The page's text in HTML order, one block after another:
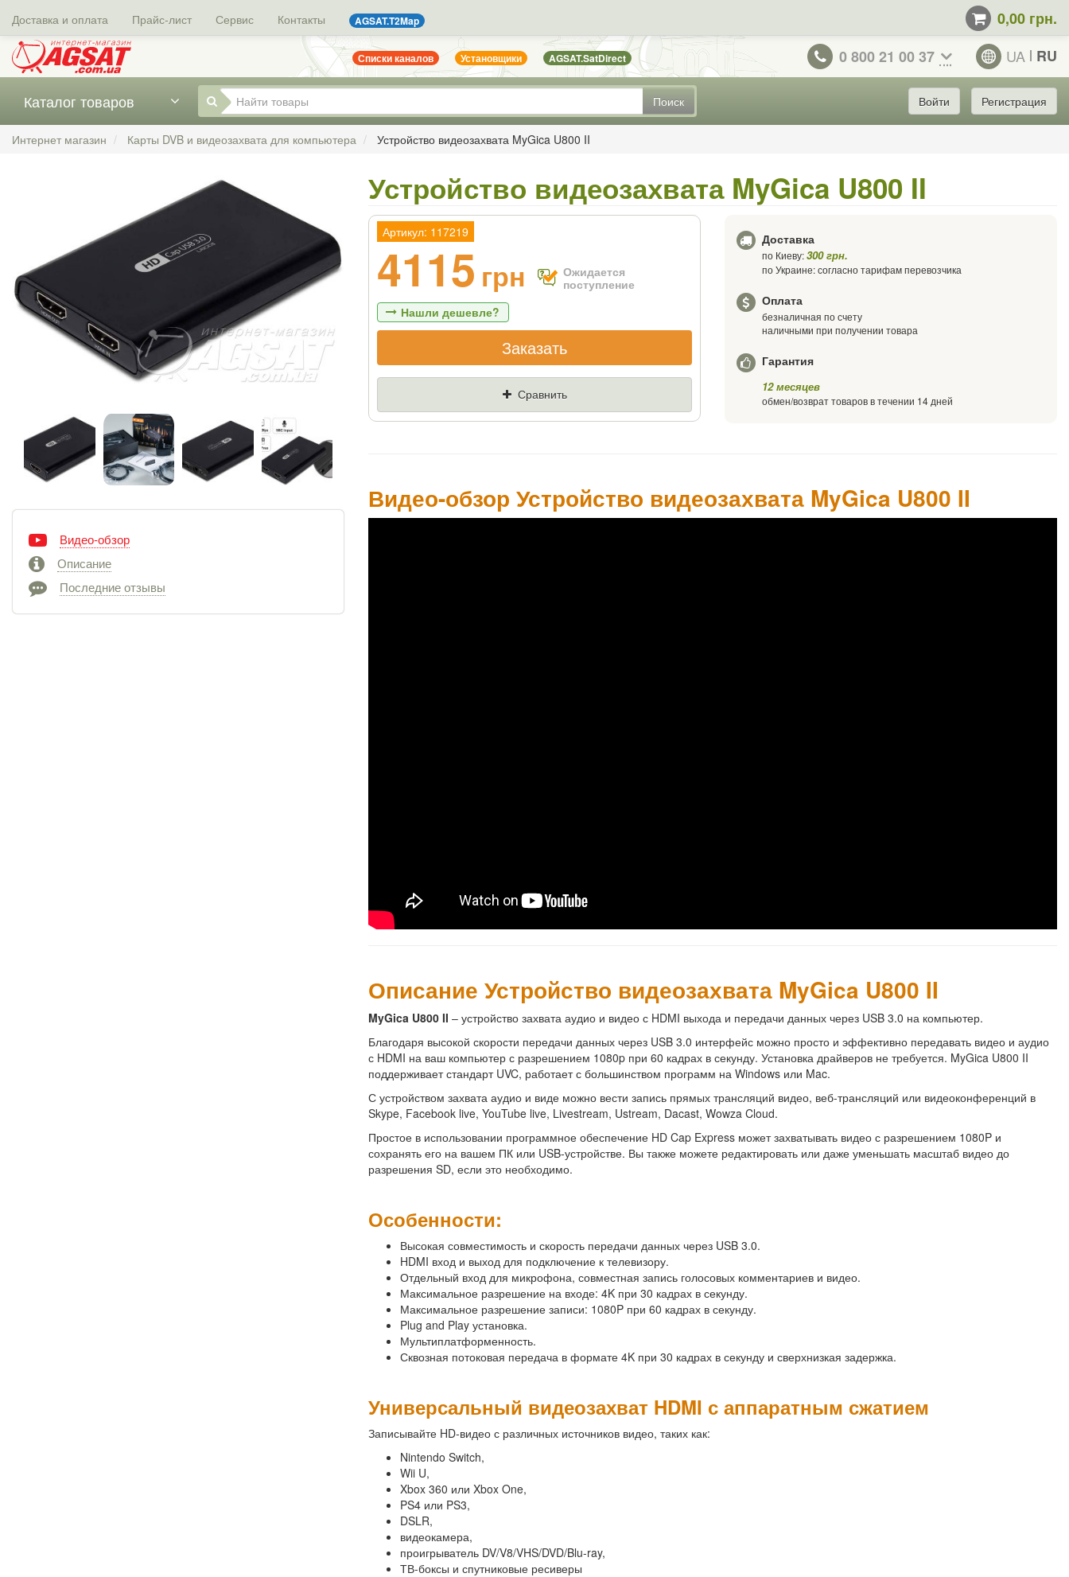
Доставка и оплата Прайс-лист Сервис Контакты AGSAT.T2Map 0,00 грн.
Списки каналов Установщики AGSAT.SatDirect 0 800 21 00 37 UA RU
Поиск
Каталог товаров Войти Регистрация
Интернет магазин Карты DVB и видеозахвата для компьютера Устройство видеозахвата MyGica U800 II
Видео-обзор
Описание
Последние отзывы
Устройство видеозахвата MyGica U800 II
Артикул: 117219
4115 грн
Ожидается
поступление
Нашли дешевле?
Если Вы найдете товар дешевле - мы снизим
цену и подарим % от разницы
Цена Где нашли (Url ссылка)
Заказать
Сравнить
Доставка
по Киеву:300 грн.
по Украине: согласно тарифам перевозчика
Оплата
безналичная по счету
наличными при получении товара
Гарантия
12 месяцев
обмен/возврат товаров в течении 14 дней
Видео-обзор Устройство видеозахвата MyGica U800 II
Описание Устройство видеозахвата MyGica U800 II
MyGica U800 II – устройство захвата аудио и видео с HDMI выхода и передачи данных через USB 3.0 на компьютер.
Благодаря высокой скорости передачи данных через USB 3.0 интерфейс можно просто и эффективно передавать видео и аудио
с HDMI на ваш компьютер с разрешением 1080p при 60 кадрах в секунду. Установка драйверов не требуется. MyGica U800 II
поддерживает стандарт UVC, работает с большинством программ на Windows или Mac.
С устройством захвата аудио и виде можно вести запись прямых трансляций видео, веб-трансляций или видеоконференций в
Skype, Facebook live, YouTube live, Livestream, Ustream, Dacast, Wowza Cloud.
Простое в использовании программное обеспечение HD Cap Express может захватывать видео с разрешением 1080P и
сохранять его на вашем ПК или USB-устройстве. Вы также можете редактировать или даже уменьшать масштаб видео до
разрешения SD, если это необходимо.
Особенности:
Высокая совместимость и скорость передачи данных через USB 3.0.
HDMI вход и выход для подключение к телевизору.
Отдельный вход для микрофона, совместная запись голосовых комментариев и видео.
Максимальное разрешение на входе: 4K при 30 кадрах в секунду.
Максимальное разрешение записи: 1080P при 60 кадрах в секунду.
Plug and Play установка.
Мультиплатформенность.
Сквозная потоковая передача в формате 4K при 30 кадрах в секунду и сверхнизкая задержка.
Универсальный видеозахват HDMI с аппаратным сжатием
Записывайте HD-видео с различных источников видео, таких как:
Nintendo Switch,
Wii U,
Xbox 360 или Xbox One,
PS4 или PS3,
DSLR,
видеокамера,
проигрыватель DV/V8/VHS/DVD/Blu-ray,
ТВ-боксы и спутниковые ресиверы